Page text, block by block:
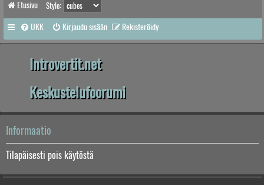
Etusivu Style:
UKK Kirjaudu sisään Rekisteröidy
Introvertit.net
Keskustelufoorumi
Informaatio
Tilapäisesti pois käytöstä